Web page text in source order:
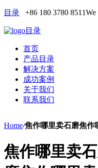
目录 +86 180 3780 8511We
目录
首页
产品目录
解决方案
成功案例
关于我们
联系我们
Home/焦作哪里卖石磨焦作
焦作哪里卖